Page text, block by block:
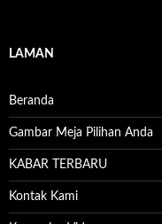
LAMAN
Beranda
Gambar Meja Pilihan Anda
KABAR TERBARU
Kontak Kami